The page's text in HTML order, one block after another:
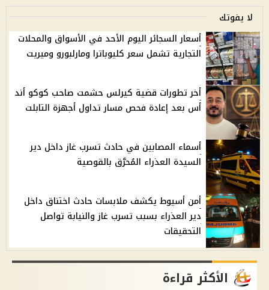
لا يفوتك
أسعار السجائر اليوم الأحد في الأسواق والمحلات
التجارية تشمل سعر كليوباترا ومارلبورو وميريت
أخر تطورات قضية كيرلس حشمت صاحب كوكو أند
أس بعد إعادة فحص مسار تداول أجهزة التابلت
أسماء المصابين في حادث تسرب غاز داخل دير
السيدة العذراء المُحرَّق بالقوصية
أمن أسيوط يكشف ملابسات حادث اختناق داخل
دير العذراء بسبب تسرب غاز والنيابة تواصل
التحقيقات
الأكثر قراءة